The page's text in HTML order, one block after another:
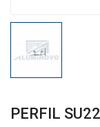
PERFIL